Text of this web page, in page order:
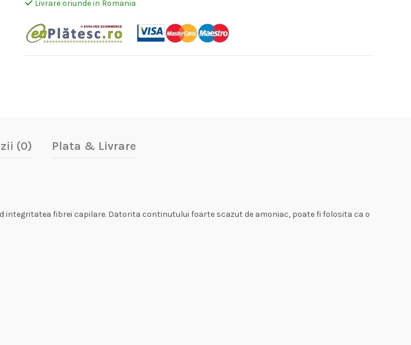
Livrare oriunde in Romania
(0) Plata & Livrare
integritatea fibrei capilare. Datorita continutului foarte scazut de amoniac, poate fi folosita ca o